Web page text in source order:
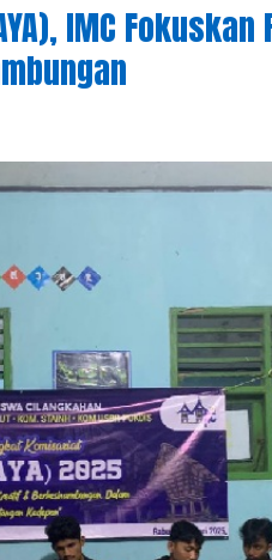
IMC